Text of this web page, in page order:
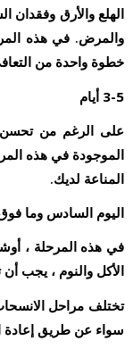
الهلع والأرق وفقدان
والمرض. في هذه
خطوة واحدة من
3-5 أيام
على الرغم من تحسن
الموجودة في هذه
المناعة لديك.
اليوم السادس وما
في هذه المرحلة ،
الأكل والنوم ، يجب
تختلف مراحل
سواء عن طريق إعادة